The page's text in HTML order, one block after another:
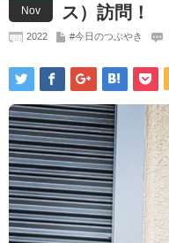
Nov
ス）訪問！
2022 #今日のつぶやき